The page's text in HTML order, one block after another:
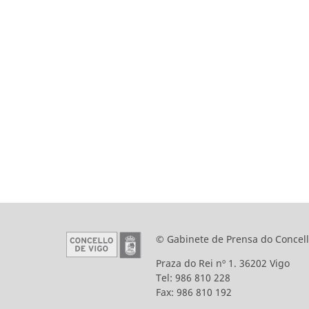
© Gabinete de Prensa do
Praza do Rei nº 1. 36202 Vigo
Tel: 986 810 228
Fax: 986 810 192